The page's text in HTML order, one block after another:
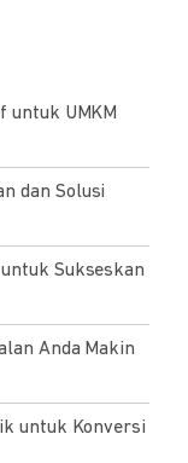
untuk UMKM
dan Solusi
Sukseskan
Anda Makin
untuk Konversi